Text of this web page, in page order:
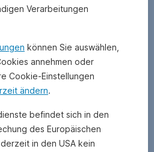
Verarbeitungen
können Sie auswählen,
annehmen oder
Cookie-Einstellungen
ändern.
befindet sich in den
des Europäischen
in den USA kein